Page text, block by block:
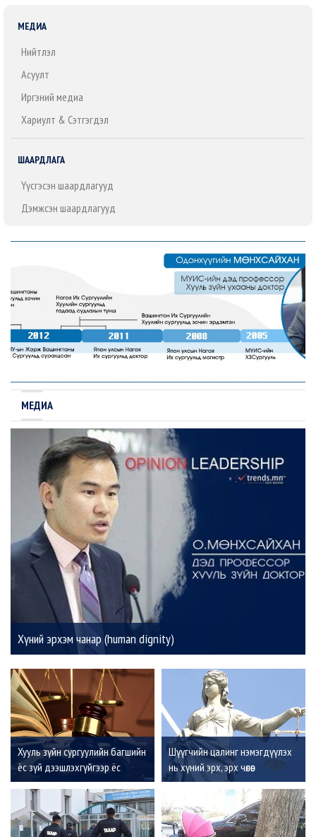
МЕДИА
Нийтлэл
Асуулт
Иргэний медиа
Хариулт & Сэтгэгдэл
ШААРДЛАГА
Үүсгэсэн шаардлагууд
Дэмжсэн шаардлагууд
МЕДИА
Хүний эрхэм чанар (human dignity)
Хууль зүйн сургуулийн багшийн
ёс зүй дээшлэхгүйгээр ёс
зүйтэй хуульчид
бэлтгэгдэхгүй, хуулийн
засаглал, шударга ёс
тогтохгүй
Шүүгчийн цалинг нэмэгдүүлэх
нь хүний эрх, эрх чөлөөг
хамгаалах, шударга ёс,
хуулийн засаглалыг
тогтооход тустай